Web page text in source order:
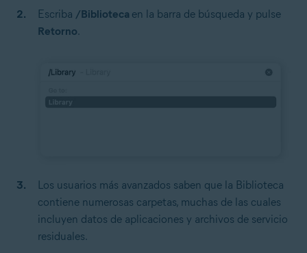
Escriba /Biblioteca en la barra de búsqueda y pulse
Retorno.
Los usuarios más avanzados saben que la Biblioteca
contiene numerosas carpetas, muchas de las cuales
incluyen datos de aplicaciones y archivos de servicio
residuales.